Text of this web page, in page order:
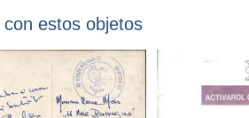
estos objetos